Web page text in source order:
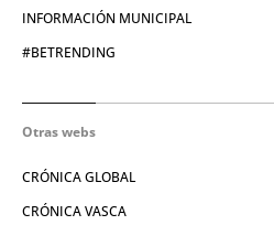
INFORMACIÓN MUNICIPAL
#BETRENDING
Otras webs
CRÓNICA GLOBAL
CRÓNICA VASCA